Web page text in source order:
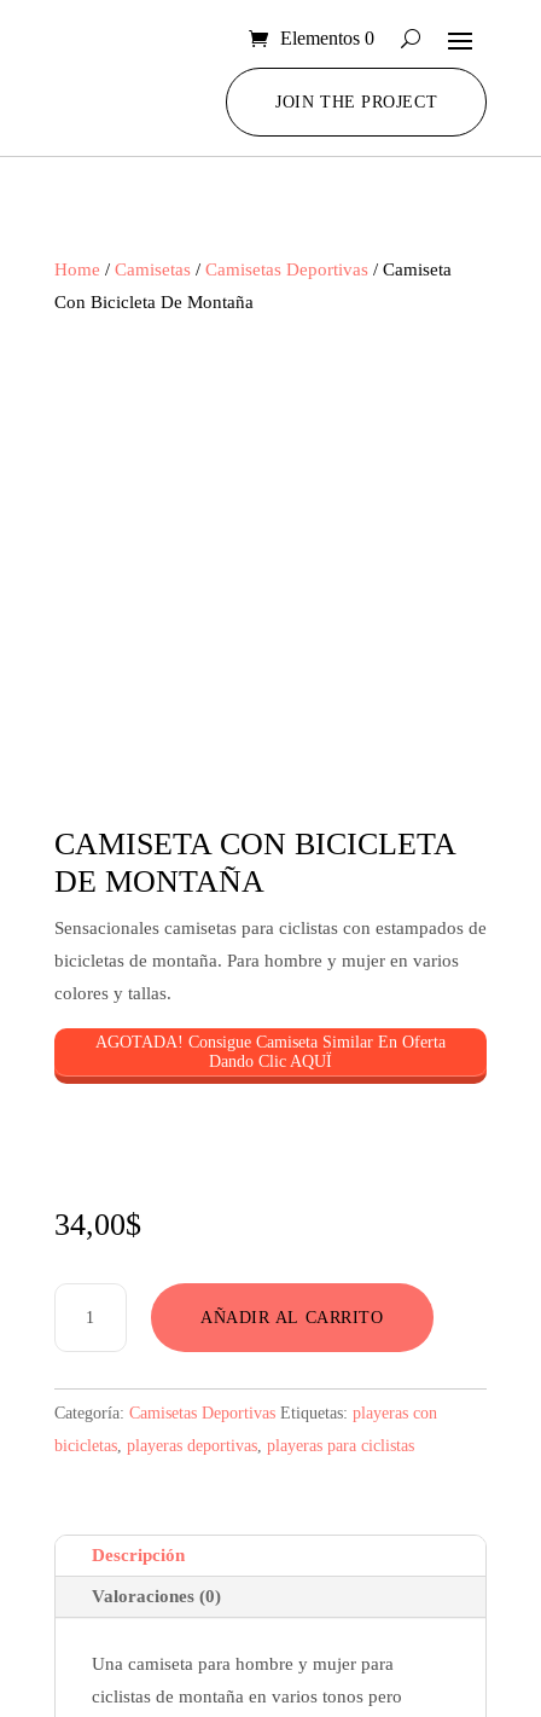
Elementos 0
JOIN THE PROJECT
Home / Camisetas/ Camisetas Deportivas/ Camiseta
Con Bicicleta De Montaña
CAMISETA CON BICICLETA
DE MONTAÑA
Sensacionales camisetas para ciclistas con estampados de
bicicletas de montaña. Para hombre y mujer en varios
colores y tallas.
AGOTADA! Consigue Camiseta Similar En Oferta
Dando Clic AQUÏ
34,00$
De
Montaña
AÑADIR AL CARRITO
Categoría: Camisetas Deportivas Etiquetas: playeras con
bicicletas, playeras deportivas, playeras para ciclistas
Descripción
Valoraciones (0)
Una camiseta para hombre y mujer para
ciclistas de montaña en varios tonos pero